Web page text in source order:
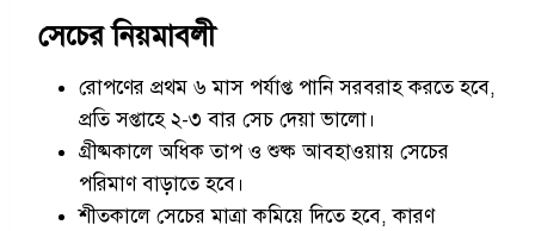
সেচের নিয়মাবলী
রোপণের প্রথম ৬ মাস পর্যাপ্ত পানি সরবরাহ করতে হবে,
প্রতি সপ্তাহে ২-৩ বার সেচ দেয়া ভালো।
গ্রীষ্মকালে অধিক তাপ ও শুষ্ক আবহাওয়ায় সেচের
পরিমাণ বাড়াতে হবে।
শীতকালে সেচের মাত্রা কমিয়ে দিতে হবে, কারণ